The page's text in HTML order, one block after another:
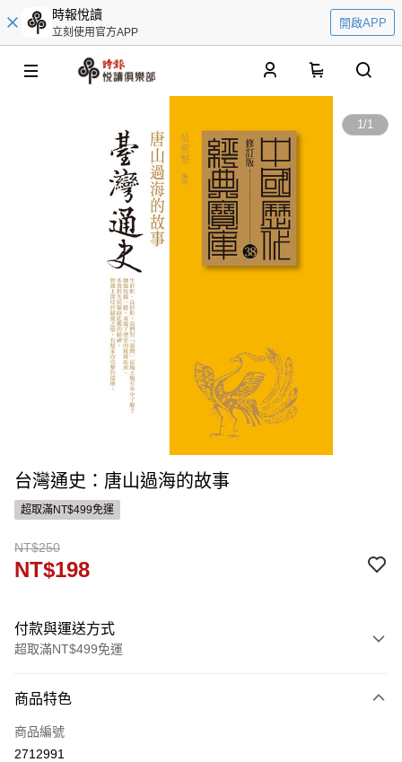
時報悅讀
立刻使用官方APP
開啟APP
1/1
台灣通史：唐山過海的故事
超取滿NT$499免運
NT$250
NT$198
付款與運送方式
超取滿NT$499免運
信用卡一次付款
ATM付款
商品特色
商品編號
2712991